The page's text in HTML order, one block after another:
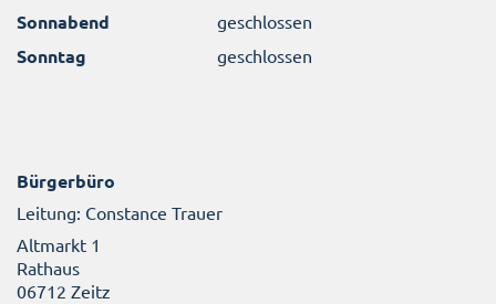
Sonnabend geschlossen
Sonntag geschlossen
Bürgerbüro
Leitung: Constance Trauer
Altmarkt 1
Rathaus
06712 Zeitz